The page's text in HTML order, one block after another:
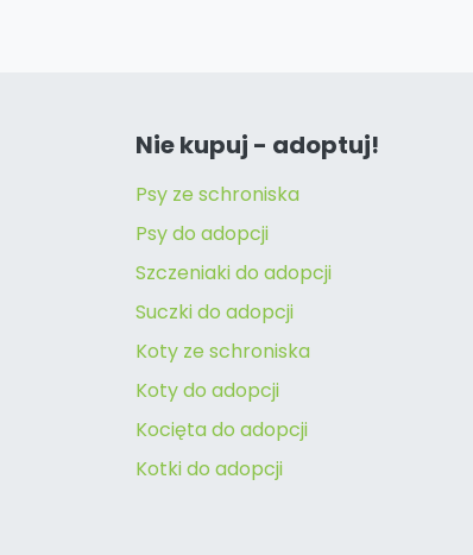
Nie kupuj - adoptuj!
Psy ze schroniska
Psy do adopcji
Szczeniaki do adopcji
Suczki do adopcji
Koty ze schroniska
Koty do adopcji
Kocięta do adopcji
Kotki do adopcji